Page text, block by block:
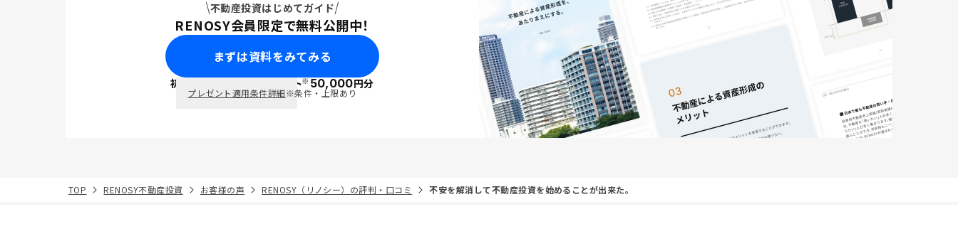
不動産投資はじめてガイド
RENOSY会員限定で無料公開中！
まずは資料をみてみる
初回面談で ポイント※50,000円分
プレゼント適用条件詳細※条件・上限あり
TOP RENOSY不動産投資 お客様の声 RENOSY（リノシー）の評判・口コミ 不安を解消して不動産投資を始めることが出来た。